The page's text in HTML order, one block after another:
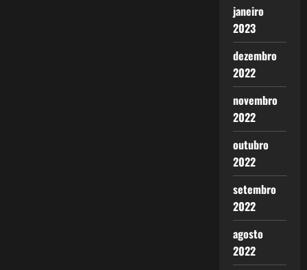
janeiro
2023
dezembro
2022
novembro
2022
outubro
2022
setembro
2022
agosto
2022